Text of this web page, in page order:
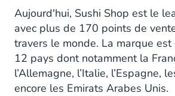
Aujourd'hui, Sushi Shop est le
avec plus de 170 points de
travers le monde. La marque
12 pays dont notamment la
l’Allemagne, l’Italie, l’Espagne,
encore les Emirats Arabes Unis.